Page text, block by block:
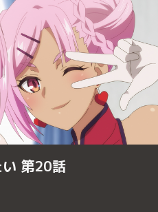
い 第20話